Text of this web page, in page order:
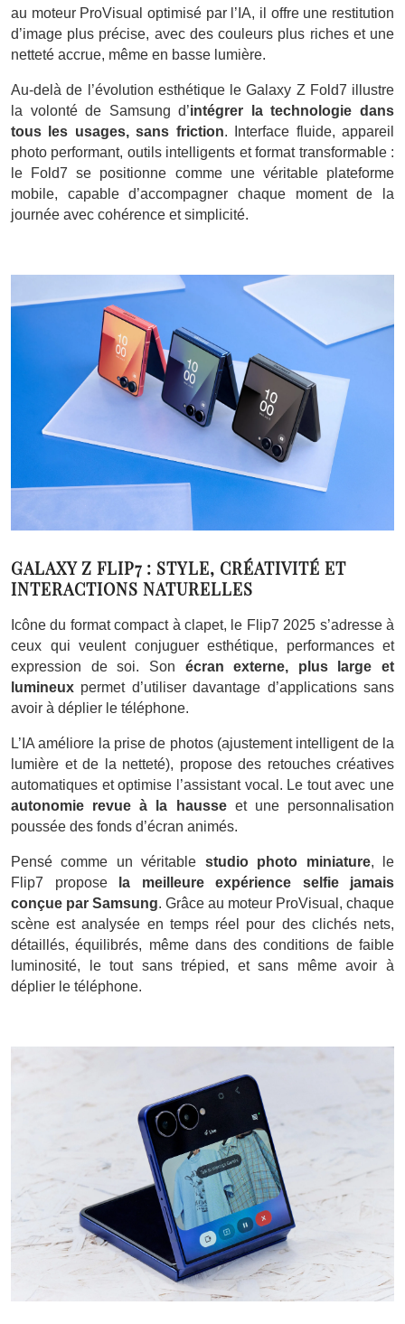
au moteur ProVisual optimisé par l’IA, il offre une restitution
d’image plus précise, avec des couleurs plus riches et une
netteté accrue, même en basse lumière.
Au-delà de l’évolution esthétique le Galaxy Z Fold7 illustre
la volonté de Samsung d’intégrer la technologie dans
tous les usages, sans friction. Interface fluide, appareil
photo performant, outils intelligents et format transformable :
le Fold7 se positionne comme une véritable plateforme
mobile, capable d’accompagner chaque moment de la
journée avec cohérence et simplicité.
GALAXY Z FLIP7 : STYLE, CRÉATIVITÉ ET
INTERACTIONS NATURELLES
Icône du format compact à clapet, le Flip7 2025 s’adresse à
ceux qui veulent conjuguer esthétique, performances et
expression de soi. Son écran externe, plus large et
lumineux permet d’utiliser davantage d’applications sans
avoir à déplier le téléphone.
L’IA améliore la prise de photos (ajustement intelligent de la
lumière et de la netteté), propose des retouches créatives
automatiques et optimise l’assistant vocal. Le tout avec une
autonomie revue à la hausseet une personnalisation
poussée des fonds d’écran animés.
Pensé comme un véritable studio photo miniature, le
Flip7 propose
la meilleure expérience selfie jamais
conçue par Samsung. Grâce au moteur ProVisual, chaque
scène est analysée en temps réel pour des clichés nets,
détaillés, équilibrés, même dans des conditions de faible
luminosité, le tout sans trépied, et sans même avoir à
déplier le téléphone.